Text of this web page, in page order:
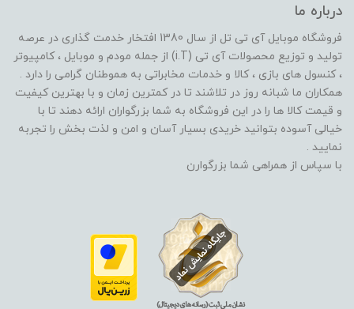
درباره ما
فروشگاه موبایل آی تی تل از سال 1380 افتخار خدمت گذاری در عرصه
تولید و توزیع محصولات آی تی (i.T) از جمله مودم و موبایل ، کامپیوتر
، کنسول های بازی ، کالا و خدمات مخابراتی به هموطنان گرامی را دارد .
همکاران ما شبانه روز در تلاشند تا در کمترین زمان و با بهترین کیفیت
و قیمت کالا ها را در این فروشگاه به شما بزرگواران ارائه دهند تا با
خیالی آسوده بتوانید خریدی بسیار آسان و امن و لذت بخش را تجربه
نمایید .
با سپاس از همراهی شما بزرگوارن